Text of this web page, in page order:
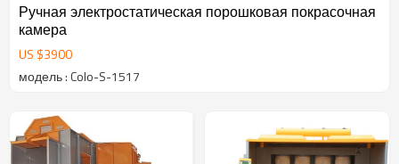
Ручная электростатическая порошковая покрасочная
камера
US $3900
модель : Colo-S-1517